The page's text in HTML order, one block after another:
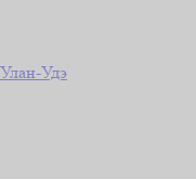
Улан-Удэ